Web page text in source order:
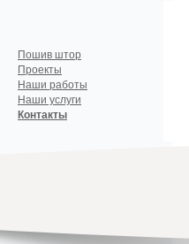
Пошив штор
Проекты
Наши работы
Наши услуги
Контакты